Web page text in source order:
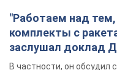
"Работаем над
комплекты с
заслушал доклад
новых мерах
В частности, он